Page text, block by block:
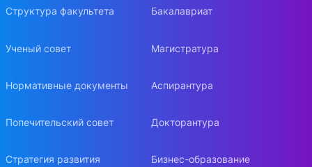
Структура факультета
Ученый совет
Нормативные документы
Попечительский совет
Стратегия развития
Бакалавриат
Магистратура
Аспирантура
Докторантура
Бизнес-образование